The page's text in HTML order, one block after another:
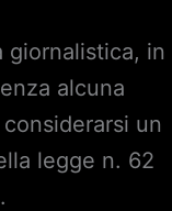
giornalistica, in
alcuna
un
legge n. 62